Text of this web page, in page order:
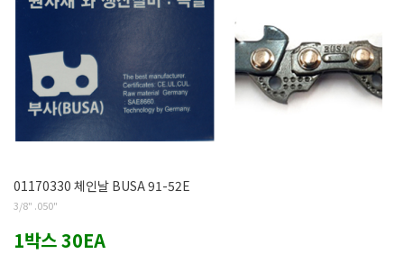
01170330 체인날 BUSA 91-52E
3/8" .050"
1박스 30EA